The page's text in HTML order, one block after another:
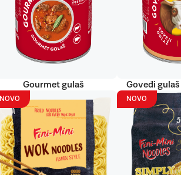
Gourmet gulaš Goveđi
NOVO NOVO